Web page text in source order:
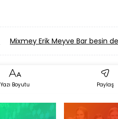
Mixmey Erik Meyve Bar besin
Yazı Boyutu Paylaş